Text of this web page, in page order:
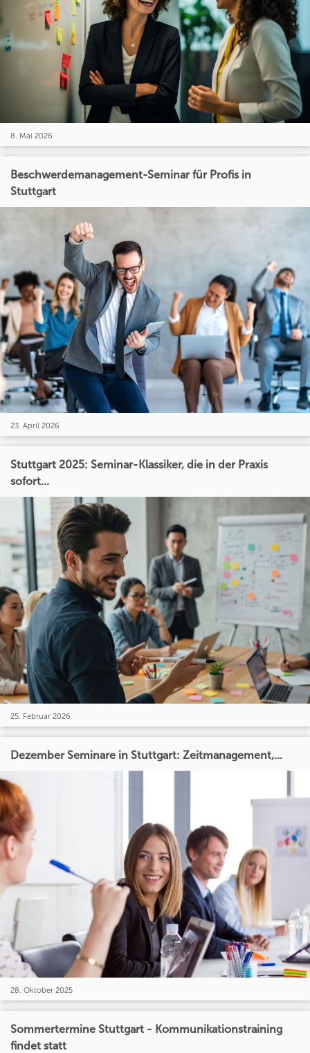
8. Mai 2026
Beschwerdemanagement-Seminar für Profis in
Stuttgart
23. April 2026
Stuttgart 2025: Seminar-Klassiker, die in der Praxis
sofort...
25. Februar 2026
Dezember Seminare in Stuttgart: Zeitmanagement,...
28. Oktober 2025
Sommertermine Stuttgart - Kommunikationstraining
findet statt